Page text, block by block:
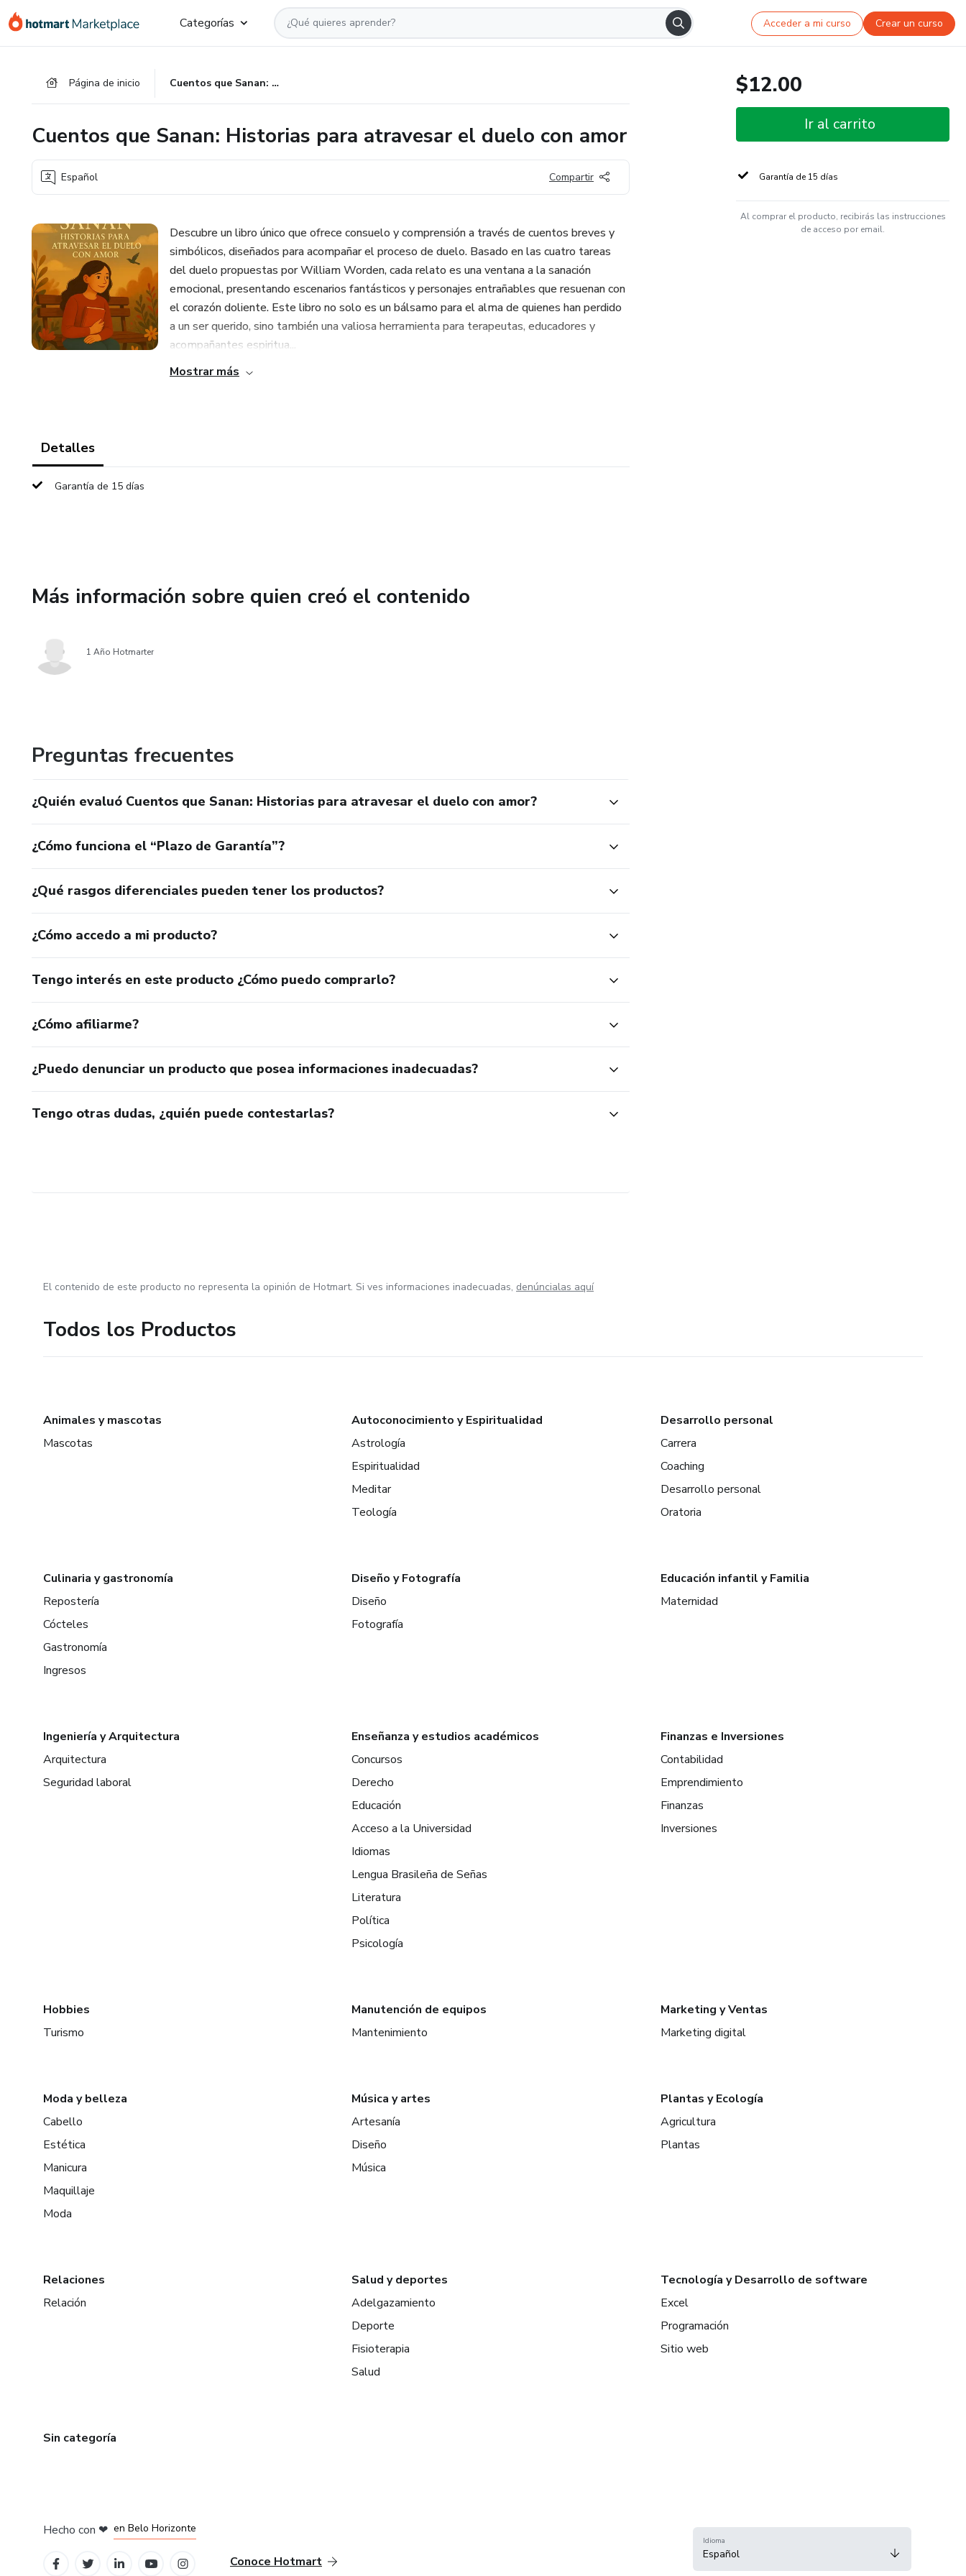
Categorías Acceder a mi curso Crear un curso
Página de inicio Cuentos que Sanan: Historias para atravesar el duelo con amor
Cuentos que Sanan: Historias para atravesar el duelo con amor
Español Compartir
Descubre un libro único que ofrece consuelo y comprensión a través de cuentos breves y
simbólicos, diseñados para acompañar el proceso de duelo. Basado en las cuatro tareas
del duelo propuestas por William Worden, cada relato es una ventana a la sanación
emocional, presentando escenarios fantásticos y personajes entrañables que resuenan con
el corazón doliente. Este libro no solo es un bálsamo para el alma de quienes han perdido
a un ser querido, sino también una valiosa herramienta para terapeutas, educadores y
acompañantes espiritua...
Mostrar más
Detalles
Garantía de 15 días
Más información sobre quien creó el contenido
1 Año Hotmarter
Preguntas frecuentes
¿Quién evaluó Cuentos que Sanan: Historias para atravesar el duelo con amor?
¿Cómo funciona el “Plazo de Garantía”?
¿Qué rasgos diferenciales pueden tener los productos?
¿Cómo accedo a mi producto?
Tengo interés en este producto ¿Cómo puedo comprarlo?
¿Cómo afiliarme?
¿Puedo denunciar un producto que posea informaciones inadecuadas?
Tengo otras dudas, ¿quién puede contestarlas?
$12.00
Ir al carrito
Garantía de 15 días
Al comprar el producto, recibirás las instrucciones
de acceso por email.
El contenido de este producto no representa la opinión de Hotmart. Si ves informaciones inadecuadas, denúncialas aquí
Todos los Productos
Animales y mascotas
Mascotas
Autoconocimiento y Espiritualidad
Astrología
Espiritualidad
Meditar
Teología
Desarrollo personal
Carrera
Coaching
Desarrollo personal
Oratoria
Culinaria y gastronomía
Repostería
Cócteles
Gastronomía
Ingresos
Diseño y Fotografía
Diseño
Fotografía
Educación infantil y Familia
Maternidad
Ingeniería y Arquitectura
Arquitectura
Seguridad laboral
Enseñanza y estudios académicos
Concursos
Derecho
Educación
Acceso a la Universidad
Idiomas
Lengua Brasileña de Señas
Literatura
Política
Psicología
Finanzas e Inversiones
Contabilidad
Emprendimiento
Finanzas
Inversiones
Hobbies
Turismo
Manutención de equipos
Mantenimiento
Marketing y Ventas
Marketing digital
Moda y belleza
Cabello
Estética
Manicura
Maquillaje
Moda
Música y artes
Artesanía
Diseño
Música
Plantas y Ecología
Agricultura
Plantas
Relaciones
Relación
Salud y deportes
Adelgazamiento
Deporte
Fisioterapia
Salud
Tecnología y Desarrollo de software
Excel
Programación
Sitio web
Sin categoría
Hecho con ❤ en Belo Horizonte
Conoce Hotmart
Idioma
Español